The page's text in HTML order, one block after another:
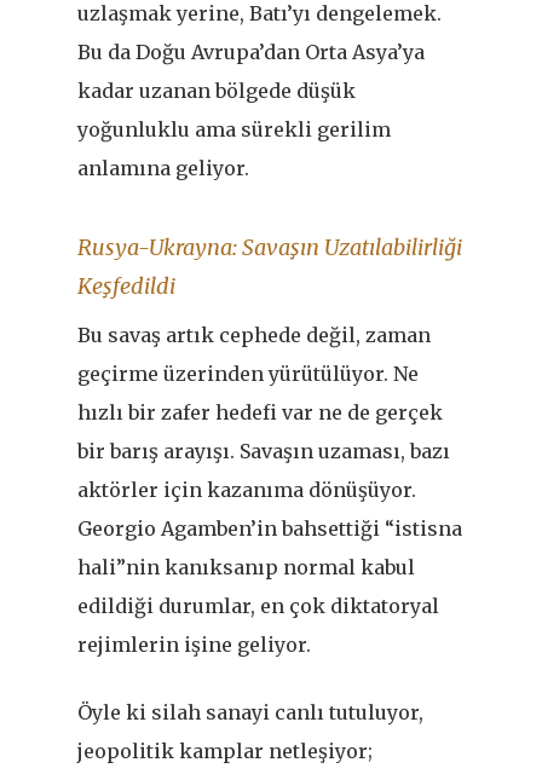
uzlaşmak yerine, Batı’yı dengelemek.
Bu da Doğu Avrupa’dan Orta Asya’ya
kadar uzanan bölgede düşük
yoğunluklu ama sürekli gerilim
anlamına geliyor.
Rusya-Ukrayna: Savaşın Uzatılabilirliği
Keşfedildi
Bu savaş artık cephede değil, zaman
geçirme üzerinden yürütülüyor. Ne
hızlı bir zafer hedefi var ne de gerçek
bir barış arayışı. Savaşın uzaması, bazı
aktörler için kazanıma dönüşüyor.
Georgio Agamben’in bahsettiği “istisna
hali”nin kanıksanıp normal kabul
edildiği durumlar, en çok diktatoryal
rejimlerin işine geliyor.
Öyle ki silah sanayi canlı tutuluyor,
jeopolitik kamplar netleşiyor;